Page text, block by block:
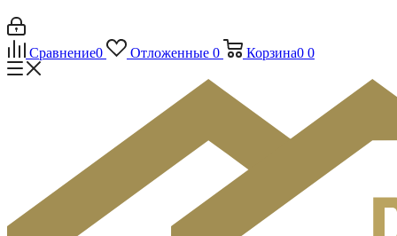
Сравнение0 Отложенные 0 Корзина0 0